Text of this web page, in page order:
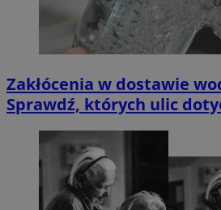
Zakłócenia w dostawie
Sprawdź, których ulic